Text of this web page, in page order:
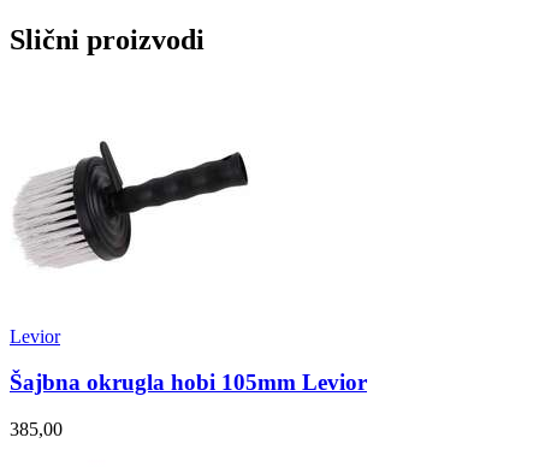
Slični proizvodi
Levior
Šajbna okrugla hobi 105mm Levior
385,00